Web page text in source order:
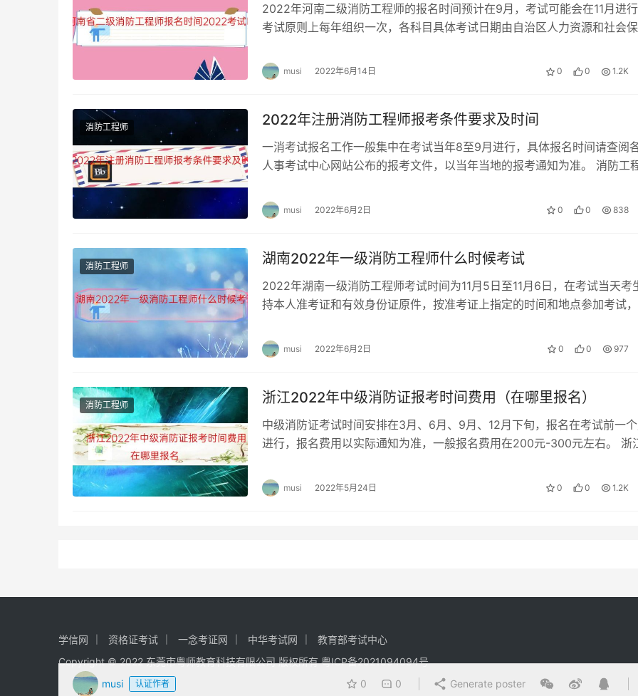
musi 认证作者 0 0 Generate poster
2022年河南二级消防工程师的报名时间预计在9月，考试可能会在11月进行
考试原则上每年组织一次，各科目具体考试日期由自治区人力资源和社会保
musi 2022年6月14日 0 0 1.2K
消防工程师 2022年注册消防工程师报考条件要求及时间
一消考试报名工作一般集中在考试当年8至9月进行，具体报名时间请查阅
人事考试中心网站公布的报考文件，以当年当地的报考通知为准。 消防工
musi 2022年6月2日 0 0 838
消防工程师 湖南2022年一级消防工程师什么时候考试
2022年湖南一级消防工程师考试时间为11月5日至11月6日，在考试当天考
持本人准考证和有效身份证原件，按准考证上指定的时间和地点参加考试，
musi 2022年6月2日 0 0 977
消防工程师 浙江2022年中级消防证报考时间费用（在哪里报名）
中级消防证考试时间安排在3月、6月、9月、12月下旬，报名在考试前一个
进行，报名费用以实际通知为准，一般报名费用在200元-300元左右。 浙
musi 2022年5月24日 0 0 1.2K
学信网 资格证考试 一念考证网 中华考试网
教育部考试中心
Copyright © 2022 东莞市粤师教育科技有限公司 版权所有粤ICP备2021094094号